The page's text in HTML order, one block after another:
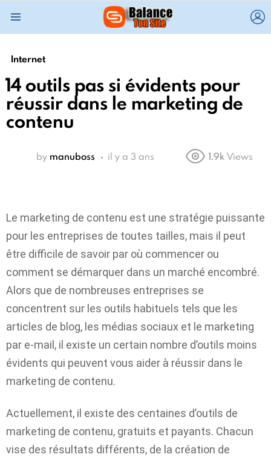
Internet
14 outils pas si évidents pour
réussir dans le marketing de
contenu
by manuboss il y a 3 ans 1.9k Views
Le marketing de contenu est une stratégie puissante
pour les entreprises de toutes tailles, mais il peut
être difficile de savoir par où commencer ou
comment se démarquer dans un marché encombré.
Alors que de nombreuses entreprises se
concentrent sur les outils habituels tels que les
articles de blog, les médias sociaux et le marketing
par e-mail, il existe un certain nombre d’outils moins
évidents qui peuvent vous aider à réussir dans le
marketing de contenu.
Actuellement, il existe des centaines d’outils de
marketing de contenu, gratuits et payants. Chacun
vise des résultats différents, de la création de